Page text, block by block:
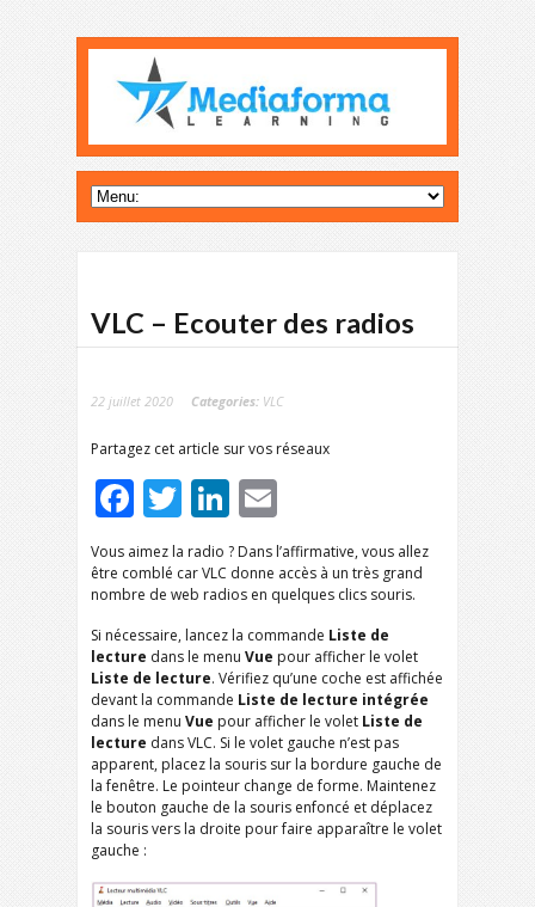
VLC – Ecouter des radios
22 juillet 2020 Categories: VLC
Partagez cet article sur vos réseaux
Facebook
TwitterLinkedIn
Vous aimez la radio ? Dans l’affirmative, vous allez
être comblé car VLC donne accès à un très grand
nombre de web radios en quelques clics souris.
Si nécessaire, lancez la commande Liste de
lecture dans le menu Vue pour afficher le volet
Liste de lecture. Vérifiez qu’une coche est affichée
devant la commande Liste de lecture intégrée
dans le menu Vue pour afficher le volet Liste de
lecture dans VLC. Si le volet gauche n’est pas
apparent, placez la souris sur la bordure gauche de
la fenêtre. Le pointeur change de forme. Maintenez
le bouton gauche de la souris enfoncé et déplacez
la souris vers la droite pour faire apparaître le volet
gauche :